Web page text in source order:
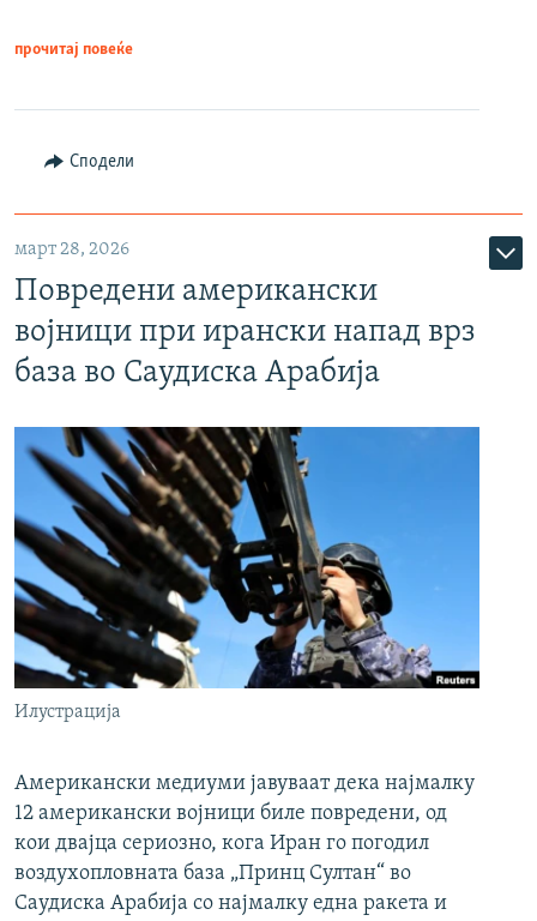
прочитај повеќе
Сподели
март 28, 2026
Повредени американски
војници при ирански напад врз
база во Саудиска Арабија
Илустрација
Американски медиуми јавуваат дека најмалку
12 американски војници биле повредени, од
кои двајца сериозно, кога Иран го погодил
воздухопловната база „Принц Султан“ во
Саудиска Арабија со најмалку една ракета и